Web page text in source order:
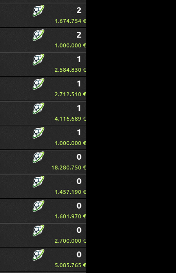
2
1.674.754 €
2
1.000.000 €
1
2.584.830 €
1
2.712.510 €
1
4.116.689 €
1
1.000.000 €
0
18.280.750 €
0
1.457.190 €
0
1.601.970 €
0
2.700.000 €
0
5.085.765 €